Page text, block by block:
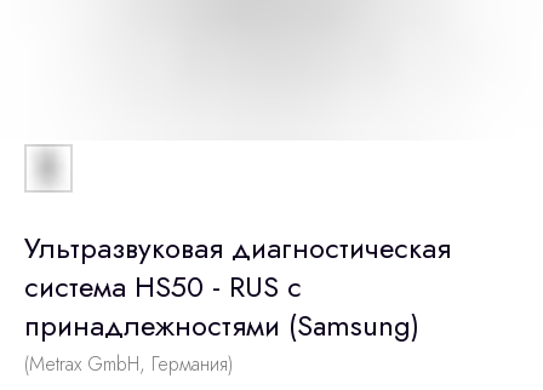
Ультразвуковая диагностическая
система HS50 - RUS с
принадлежностями (Samsung)
(Metrax GmbH, Германия)